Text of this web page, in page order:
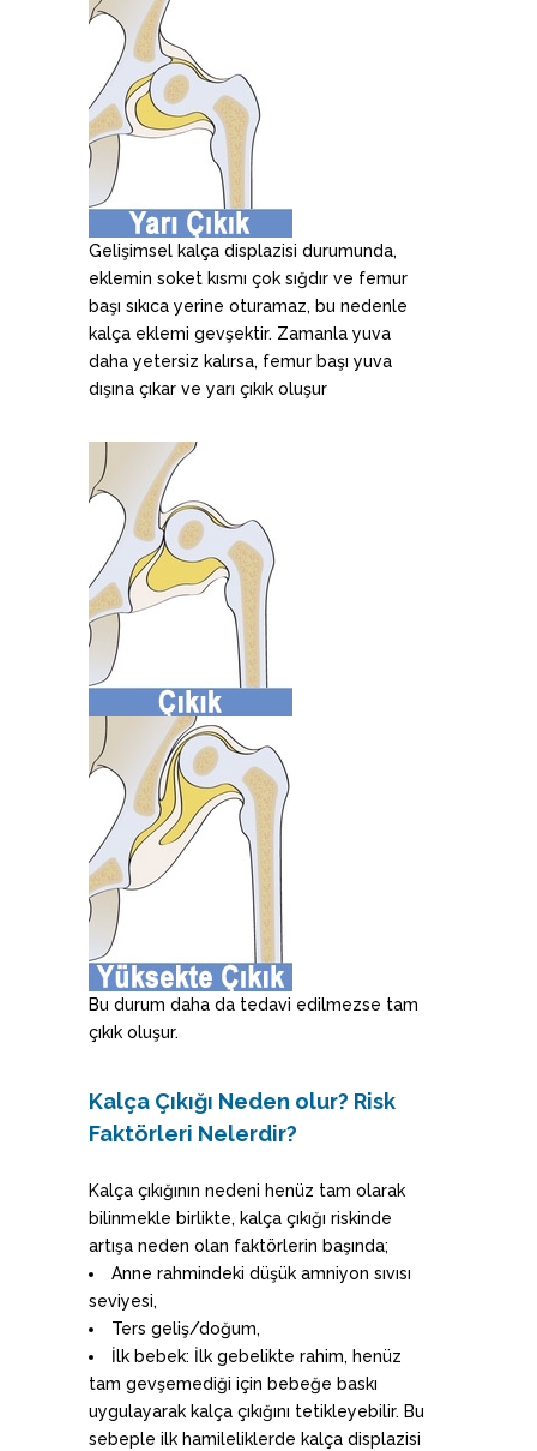
Gelişimsel kalça displazisi durumunda,
eklemin soket kısmı çok sığdır ve femur
başı sıkıca yerine oturamaz, bu nedenle
kalça eklemi gevşektir. Zamanla yuva
daha yetersiz kalırsa, femur başı yuva
dışına çıkar ve yarı çıkık oluşur
Bu durum daha da tedavi edilmezse tam
çıkık oluşur.
Kalça Çıkığı Neden olur? Risk
Faktörleri Nelerdir?
Kalça çıkığının nedeni henüz tam olarak
bilinmekle birlikte, kalça çıkığı riskinde
artışa neden olan faktörlerin başında;
Anne rahmindeki düşük amniyon sıvısı
seviyesi,
Ters geliş/doğum,
İlk bebek: İlk gebelikte rahim, henüz
tam gevşemediği için bebeğe baskı
uygulayarak kalça çıkığını tetikleyebilir. Bu
sebeple ilk hamileliklerde kalça displazisi